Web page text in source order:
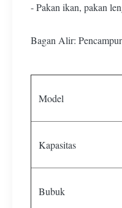
- Pakan ikan, pakan
Bagan Alir:
Model
Kapasitas
Bubuk